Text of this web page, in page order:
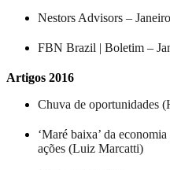
Nestors Advisors –
FBN Brazil | Boletim –
Artigos 2016
Chuva de oportunidades
‘Maré baixa’ da
ações (Luiz Marcatti)